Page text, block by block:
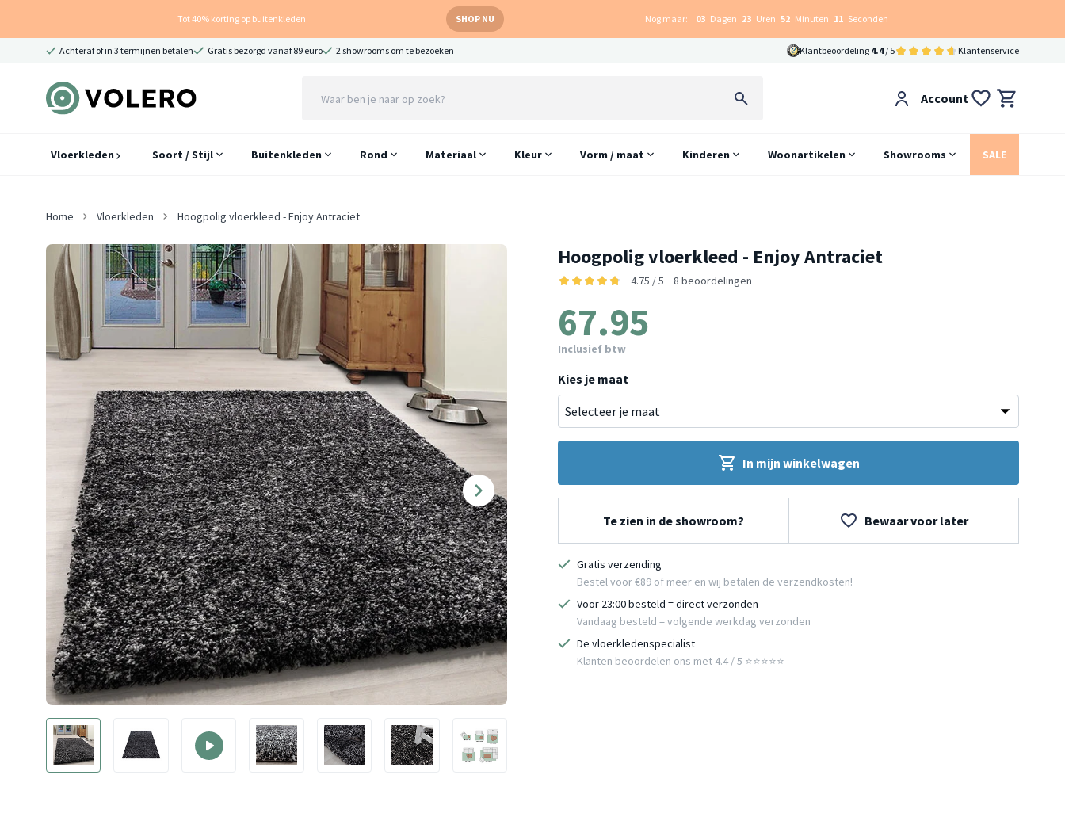
Tot 40% korting op buitenkleden SHOP NU Nog maar: 03 Dagen 23 Uren 52 Minuten 10 Seconden
Achteraf of in 3 termijnen betalen Gratis bezorgd vanaf 89 euro 2 showrooms om te bezoeken Klantbeoordeling 4.4/ 5 Klantenservice
Account
Vloerkleden Soort / Stijl Buitenkleden Rond Materiaal Kleur Vorm / maat Kinderen Woonartikelen Showrooms SALE
Home Vloerkleden Hoogpolig vloerkleed - Enjoy Antraciet
Hoogpolig vloerkleed - Enjoy Antraciet
4.75 / 5 8 beoordelingen
67.95
Inclusief btw
Kies je maat
In mijn winkelwagen
Te zien in de showroom? Bewaar voor later
Gratis verzending
Bestel voor €89 of meer en wij betalen de verzendkosten!
Voor 23:00 besteld = direct verzonden
Vandaag besteld = volgende werkdag verzonden
De vloerkledenspecialist
Klanten beoordelen ons met 4.4 / 5 ⭐⭐⭐⭐⭐